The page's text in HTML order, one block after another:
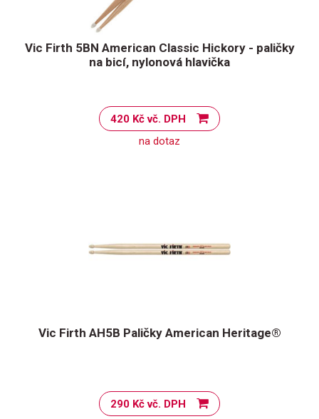
Vic Firth 5BN American Classic Hickory - paličky
na bicí, nylonová hlavička
420 Kč vč. DPH
na dotaz
Vic Firth AH5B Paličky American Heritage®
290 Kč vč. DPH